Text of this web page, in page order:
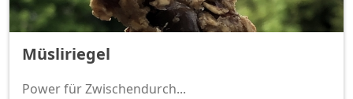
Müsliriegel
Power für Zwischendurch...